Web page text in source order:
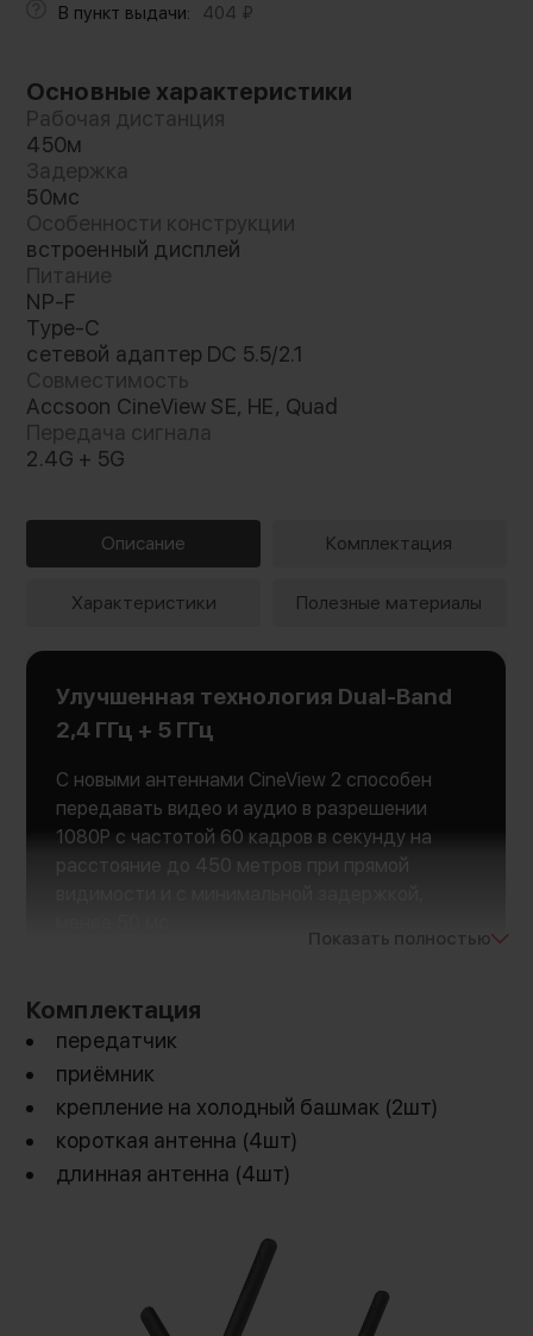
В пункт выдачи:
404 ₽
Основные характеристики
Рабочая дистанция
450м
Задержка
50мс
Особенности конструкции
встроенный дисплей
Питание
NP-F
Type-C
сетевой адаптер DC 5.5/2.1
Совместимость
Accsoon CineView SE, HE, Quad
Передача сигнала
2.4G + 5G
Описание Комплектация
Характеристики Полезные материалы
Улучшенная технология Dual-Band
2,4 ГГц + 5 ГГц
С новыми антеннами CineView 2 способен
передавать видео и аудио в разрешении
1080P с частотой 60 кадров в секунду на
расстояние до 450 метров при прямой
Новые антенны для еще большей
Accsoon продолжает совершенствовать
Показать полностью
Комплектация
передатчик
приёмник
крепление на холодный башмак (2шт)
короткая антенна (4шт)
длинная антенна (4шт)